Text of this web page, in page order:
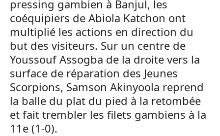
pressing gambien à Banjul, les
coéquipiers de Abiola Katchon ont
multiplié les actions en direction du
but des visiteurs. Sur un centre de
Youssouf Assogba de la droite vers la
surface de réparation des Jeunes
Scorpions, Samson Akinyoola reprend
la balle du plat du pied à la retombée
et fait trembler les filets gambiens à la
11e (1-0).